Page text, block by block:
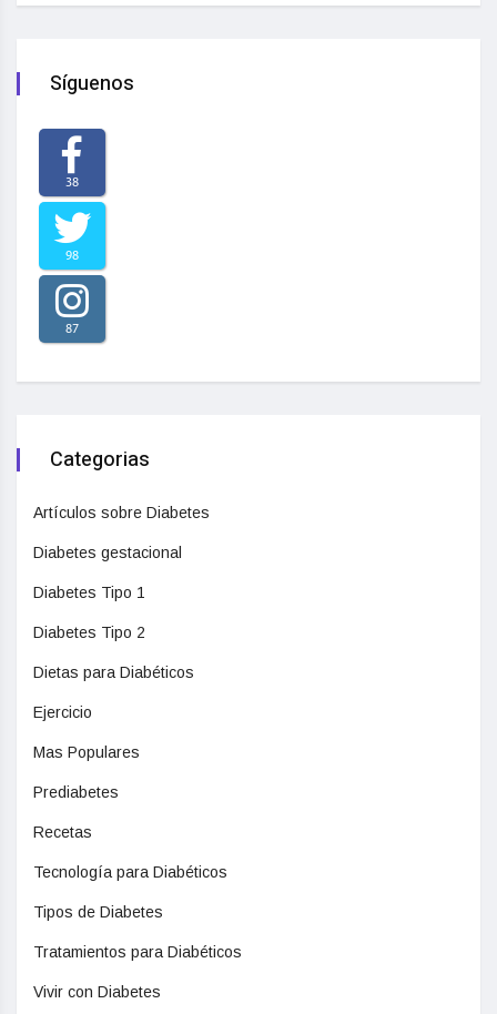
Síguenos
38
98
87
Categorias
Artículos sobre Diabetes
Diabetes gestacional
Diabetes Tipo 1
Diabetes Tipo 2
Dietas para Diabéticos
Ejercicio
Mas Populares
Prediabetes
Recetas
Tecnología para Diabéticos
Tipos de Diabetes
Tratamientos para Diabéticos
Vivir con Diabetes